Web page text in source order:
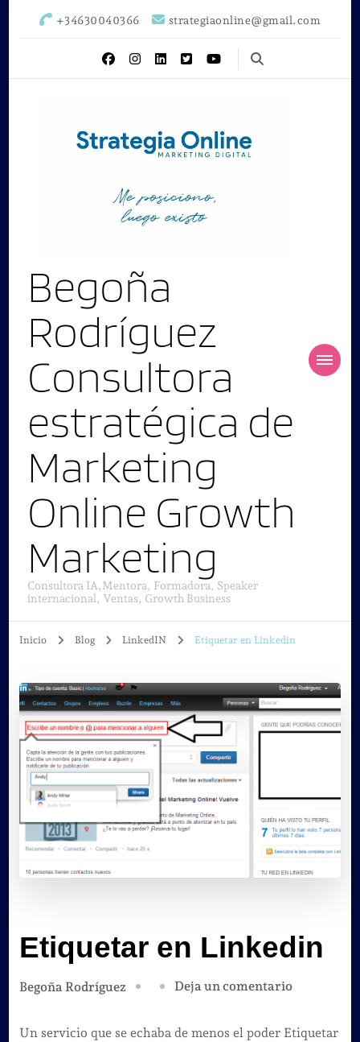
+34630040366 strategiaonline@gmail.com
Begoña
Rodríguez
Consultora
estratégica de
Marketing
Online Growth
Marketing
Consultora IA,Mentora, Formadora, Speaker
internacional, Ventas, Growth Business
Inicio Blog LinkedIN Etiquetar en Linkedin
Etiquetar en Linkedin
Begoña Rodríguez Deja un comentarioen
en
Un servicio que se echaba de menos el poder Etiquetar